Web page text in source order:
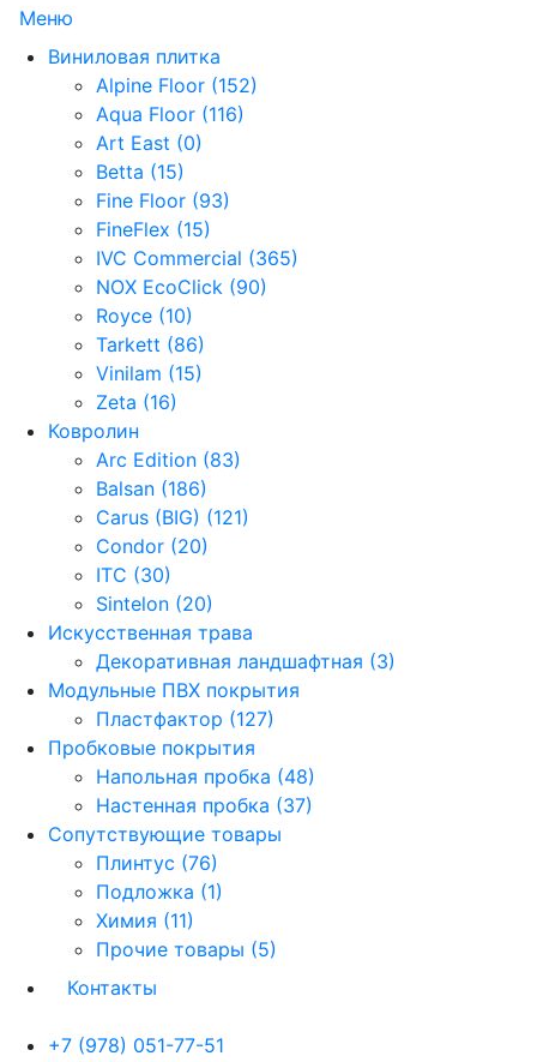
Меню
Виниловая плитка
Alpine Floor (152)
Aqua Floor (116)
Art East (0)
Betta (15)
Fine Floor (93)
FineFlex (15)
IVC Commercial (365)
NOX EcoClick (90)
Royce (10)
Tarkett (86)
Vinilam (15)
Zeta (16)
Ковролин
Arc Edition (83)
Balsan (186)
Carus (BIG) (121)
Condor (20)
ITC (30)
Sintelon (20)
Искусственная трава
Декоративная ландшафтная (3)
Модульные ПВХ покрытия
Пластфактор (127)
Пробковые покрытия
Напольная пробка (48)
Настенная пробка (37)
Сопутствующие товары
Плинтус (76)
Подложка (1)
Химия (11)
Прочие товары (5)
Контакты
+7 (978) 051-77-51